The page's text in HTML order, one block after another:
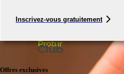
Inscrivez-vous gratuitement
Offres exclusives